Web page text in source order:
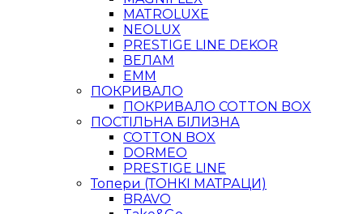
MATROLUXE
NEOLUX
PRESTIGE LINE DEKOR
ВЕЛАМ
ЕММ
ПОКРИВАЛО
ПОКРИВАЛО COTTON BOX
ПОСТІЛЬНА БІЛИЗНА
COTTON BOX
DORMEO
PRESTIGE LINE
Топери (ТОНКІ МАТРАЦИ)
BRAVO